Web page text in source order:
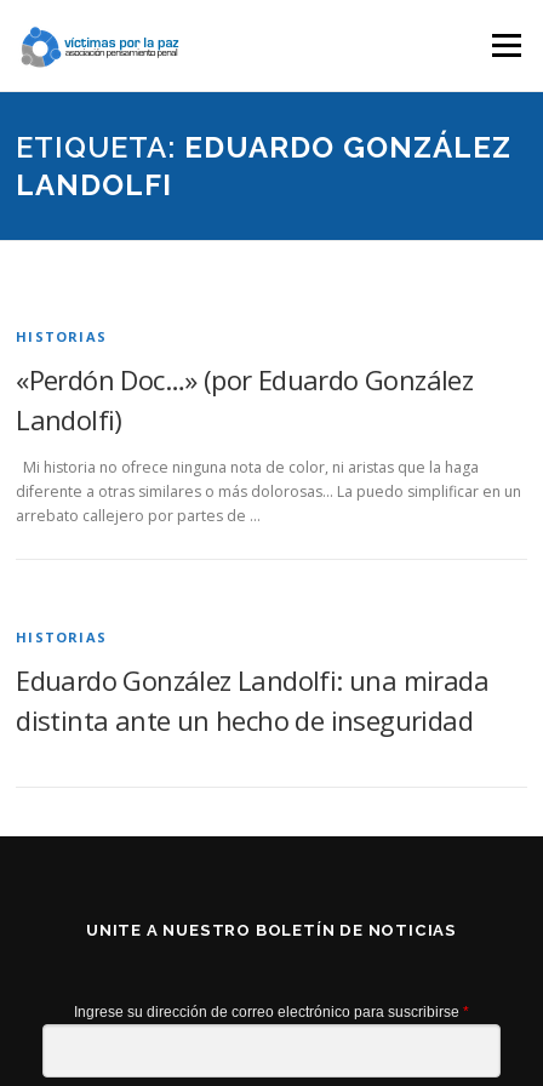
contenido
Menú
ETIQUETA: EDUARDO GONZÁLEZ
LANDOLFI
HISTORIAS
«Perdón Doc…» (por Eduardo González
Landolfi)
Mi historia no ofrece ninguna nota de color, ni aristas que la haga
diferente a otras similares o más dolorosas… La puedo simplificar en un
arrebato callejero por partes de …
HISTORIAS
Eduardo González Landolfi: una mirada
distinta ante un hecho de inseguridad
UNITE A NUESTRO BOLETÍN DE NOTICIAS
Ingrese su dirección de correo electrónico para suscribirse *